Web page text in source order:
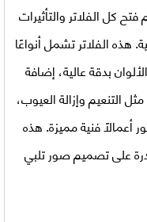
فتح كل الفلاتر والتأثيرات
هذه الفلاتر تشمل أنواعًا
بدقة عالية، إضافة
التنعيم وإزالة العيوب،
أعمالًا فنية مميزة. هذه
على تصميم صور تلبي